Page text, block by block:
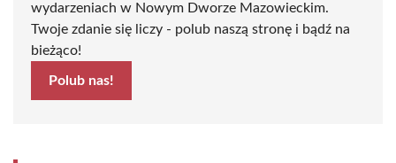
wydarzeniach w Nowym Dworze Mazowieckim.
Twoje zdanie się liczy - polub naszą stronę i bądź na
bieżąco!
Polub nas!